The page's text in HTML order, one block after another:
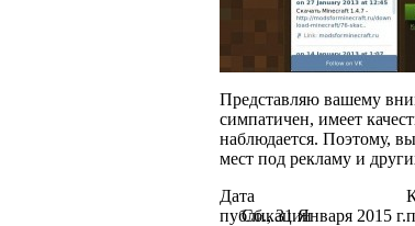
Представляю вашему
симпатичен, имеет
наблюдается. Поэтому,
мест под рекламу и
Дата
публикации
Сб., 31 Января 2015 г.